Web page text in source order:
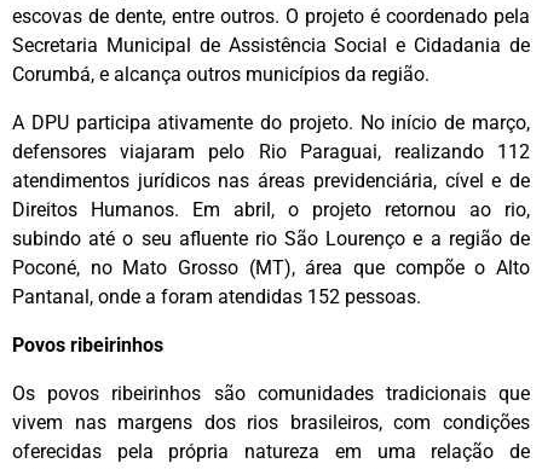
escovas de dente, entre outros. O projeto é coordenado pela
Secretaria Municipal de Assistência Social e Cidadania de
Corumbá, e alcança outros municípios da região.
A DPU participa ativamente do projeto. No início de março,
defensores viajaram pelo Rio Paraguai, realizando 112
atendimentos jurídicos nas áreas previdenciária, cível e de
Direitos Humanos. Em abril, o projeto retornou ao rio,
subindo até o seu afluente rio São Lourenço e a região de
Poconé, no Mato Grosso (MT), área que compõe o Alto
Pantanal, onde a foram atendidas 152 pessoas.
Povos ribeirinhos
Os povos ribeirinhos são comunidades tradicionais que
vivem nas margens dos rios brasileiros, com condições
oferecidas pela própria natureza em uma relação de